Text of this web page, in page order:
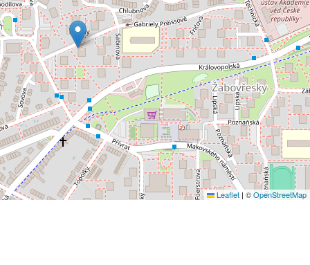
Leaflet | ©OpenStreetMap